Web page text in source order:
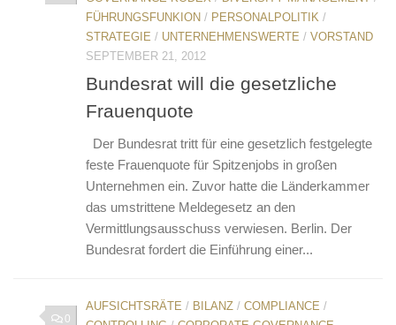
FÜHRUNGSFUNKION / PERSONALPOLITIK /
STRATEGIE / UNTERNEHMENSWERTE / VORSTAND
SEPTEMBER 21, 2012
Bundesrat will die gesetzliche
Frauenquote
Der Bundesrat tritt für eine gesetzlich festgelegte
feste Frauenquote für Spitzenjobs in großen
Unternehmen ein. Zuvor hatte die Länderkammer
das umstrittene Meldegesetz an den
Vermittlungsausschuss verwiesen. Berlin. Der
Bundesrat fordert die Einführung einer...
0
AUFSICHTSRÄTE / BILANZ / COMPLIANCE /